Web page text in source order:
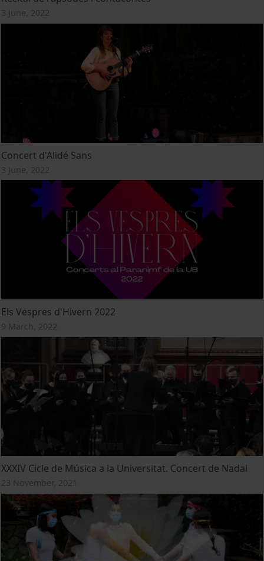
3 June, 2022
Concert d'Alidé Sans
3 June, 2022
Els Vespres d'Hivern 2022
9 March, 2022
XXXIV Cicle de Música a la Universitat. Concert de Nadal
23 November, 2021